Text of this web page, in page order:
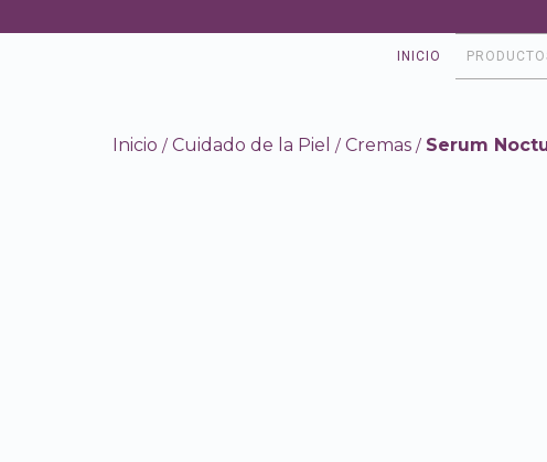
INICIO
Inicio / Cuidado de la Piel / Cremas / Serum